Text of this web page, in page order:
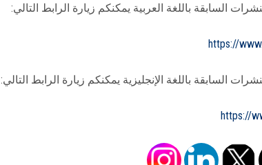
السابقة باللغة العربية يمكنكم زيارة الرابط التالي:
https://
السابقة باللغة الإنجليزية يمكنكم زيارة الرابط التالي:
https://